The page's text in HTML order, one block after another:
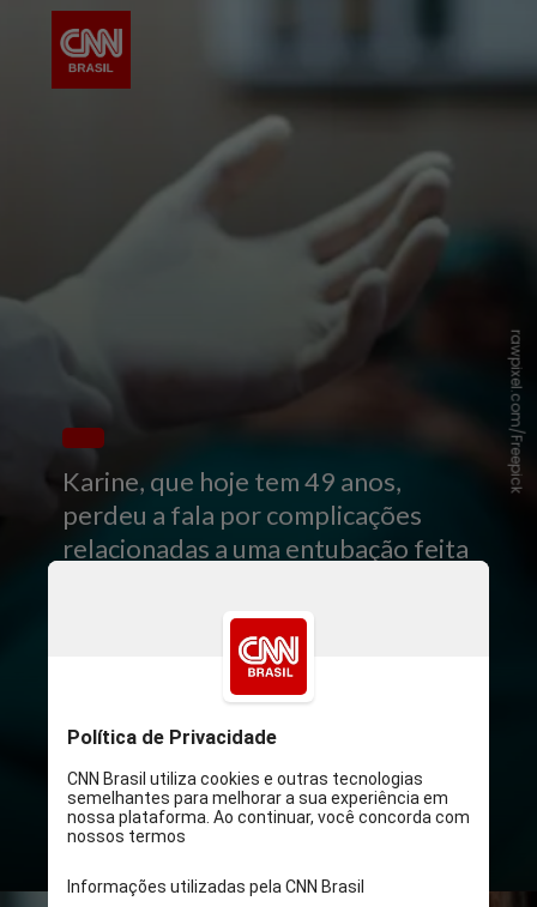
Karine, que hoje tem 49 anos,
perdeu a fala por complicações
relacionadas a uma entubação feita
cardíaca em 1996
rawpixel.com/Freepick